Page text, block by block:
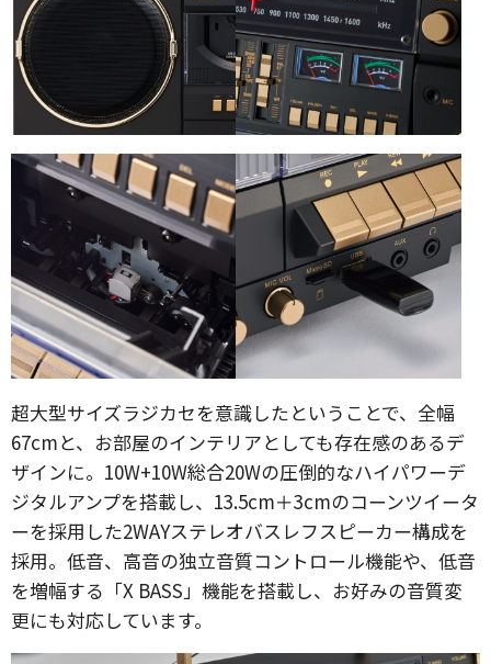
超大型サイズラジカセを意識したということで、全幅
67cmと、お部屋のインテリアとしても存在感のあるデ
ザインに。10W+10W総合20Wの圧倒的なハイパワーデ
ジタルアンプを搭載し、13.5cm＋3cmのコーンツイータ
ーを採用した2WAYステレオバスレフスピーカー構成を
採用。低音、高音の独立音質コントロール機能や、低音
を増幅する「X BASS」機能を搭載し、お好みの音質変
更にも対応しています。